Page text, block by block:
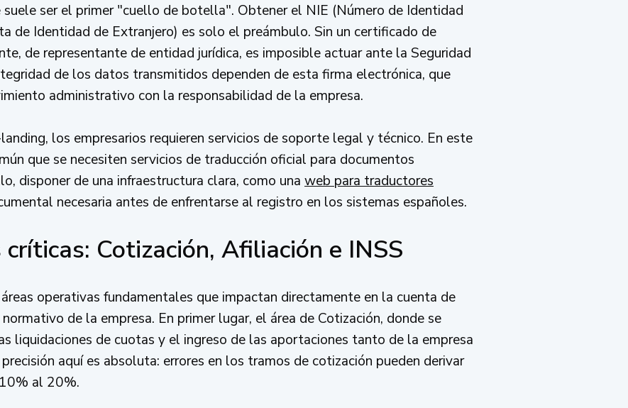
ser el primer "cuello de botella". Obtener el NIE (Número de Identidad
de Identidad de Extranjero) es solo el preámbulo. Sin un certificado de
de representante de entidad jurídica, es imposible actuar ante la Seguridad
de los datos transmitidos dependen de esta firma electrónica, que
administrativo con la responsabilidad de la empresa.
los empresarios requieren servicios de soporte legal y técnico. En este
que se necesiten servicios de traducción oficial para documentos
disponer de una infraestructura clara, como una web para traductores
necesaria antes de enfrentarse al registro en los sistemas españoles.
Cotización, Afiliación e INSS
operativas fundamentales que impactan directamente en la cuenta de
de la empresa. En primer lugar, el área de Cotización, donde se
liquidaciones de cuotas y el ingreso de las aportaciones tanto de la empresa
aquí es absoluta: errores en los tramos de cotización pueden derivar
al 20%.